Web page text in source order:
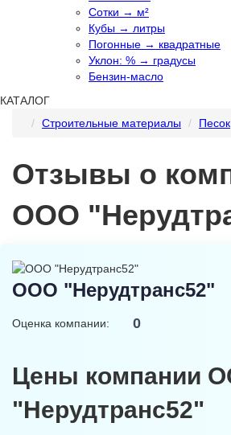
Сотки → м²
Кубы → литры
Погонные → квадратные
Уклон: % → градусы
Бензин-масло
КАТАЛОГ
Строительные материалы
Песок
Отзывы о
ООО
ООО "Нерудтранс52"
Оценка компании: 0
Цены компании
"Нерудтранс52"